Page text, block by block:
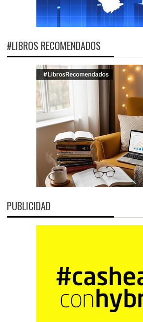
#LIBROS RECOMENDADOS
PUBLICIDAD